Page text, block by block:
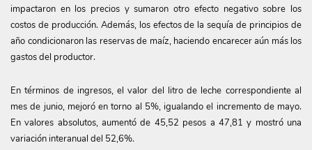
impactaron en los precios y sumaron otro efecto negativo sobre los
costos de producción. Además, los efectos de la sequía de principios de
año condicionaron las reservas de maíz, haciendo encarecer aún más los
gastos del productor.
En términos de ingresos, el valor del litro de leche correspondiente al
mes de junio, mejoró en torno al 5%, igualando el incremento de mayo.
En valores absolutos, aumentó de 45,52 pesos a 47,81 y mostró una
variación interanual del 52,6%.